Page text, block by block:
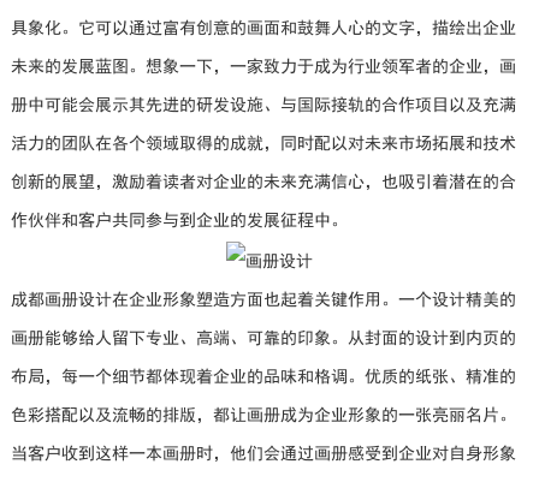
具象化。它可以通过富有创意的画面和鼓舞人心的文字，描绘出企业
未来的发展蓝图。想象一下，一家致力于成为行业领军者的企业，画
册中可能会展示其先进的研发设施、与国际接轨的合作项目以及充满
活力的团队在各个领域取得的成就，同时配以对未来市场拓展和技术
创新的展望，激励着读者对企业的未来充满信心，也吸引着潜在的合
作伙伴和客户共同参与到企业的发展征程中。
成都画册设计在企业形象塑造方面也起着关键作用。一个设计精美的
画册能够给人留下专业、高端、可靠的印象。从封面的设计到内页的
布局，每一个细节都体现着企业的品味和格调。优质的纸张、精准的
色彩搭配以及流畅的排版，都让画册成为企业形象的一张亮丽名片。
当客户收到这样一本画册时，他们会通过画册感受到企业对自身形象